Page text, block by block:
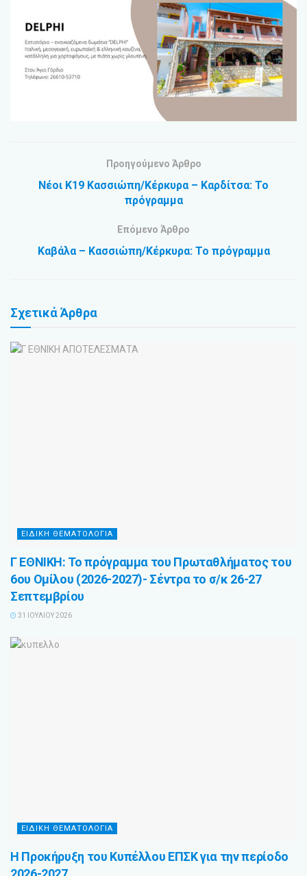
Προηγούμενο Άρθρο
Νέοι Κ19 Κασσιώπη/Κέρκυρα – Καρδίτσα: Το
πρόγραμμα
Επόμενο Άρθρο
Καβάλα – Κασσιώπη/Κέρκυρα: Το πρόγραμμα
ΣχετικάΆρθρα
ΕΙΔΙΚΗ ΘΕΜΑΤΟΛΟΓΙΑ
Γ ΕΘΝΙΚΗ: Το πρόγραμμα του Πρωταθλήματος του
6ου Ομίλου (2026-2027)- Σέντρα το σ/κ 26-27
Σεπτεμβρίου
31 ΙΟΥΛΊΟΥ 2026
ΕΙΔΙΚΗ ΘΕΜΑΤΟΛΟΓΙΑ
Η Προκήρυξη του Κυπέλλου ΕΠΣΚ για την περίοδο